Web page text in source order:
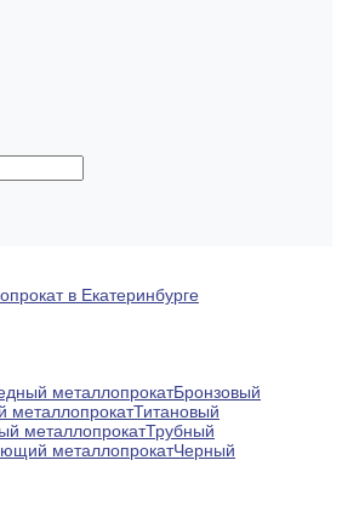
в Екатеринбурге
металлопрокатБронзовый
металлопрокатТитановый
металлопрокатТрубный
металлопрокатЧерный